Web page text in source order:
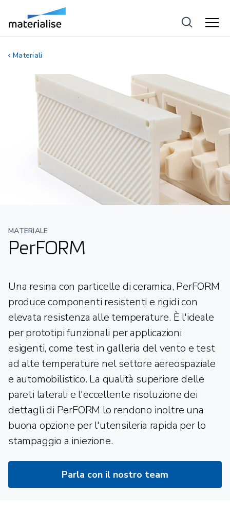
Materiali
MATERIALE
PerFORM
Una resina con particelle di ceramica, PerFORM
produce componenti resistenti e rigidi con
elevata resistenza alle temperature. È l'ideale
per prototipi funzionali per applicazioni
esigenti, come test in galleria del vento e test
ad alte temperature nel settore aereospaziale
e automobilistico. La qualità superiore delle
pareti laterali e l'eccellente risoluzione dei
dettagli di PerFORM lo rendono inoltre una
buona opzione per l'utensileria rapida per lo
stampaggio a iniezione.
Parla con il nostro team